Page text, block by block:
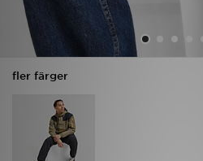
fler färger
JD Blogg